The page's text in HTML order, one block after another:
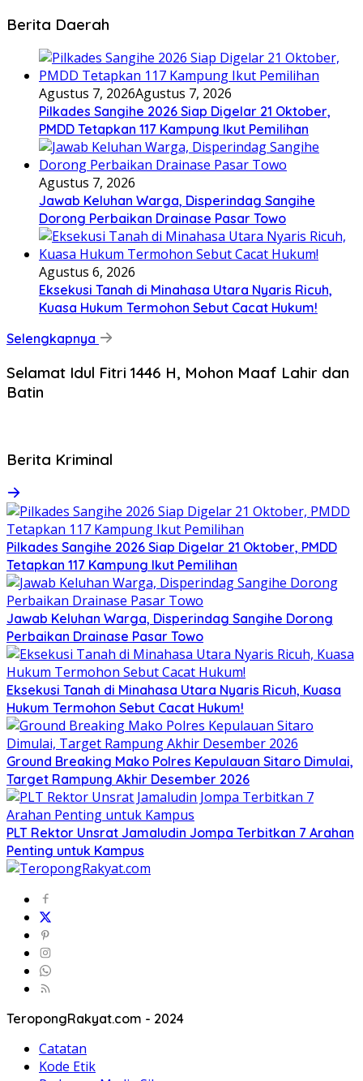
Berita Daerah
Agustus 7, 2026Agustus 7, 2026
Pilkades Sangihe 2026 Siap Digelar 21 Oktober,
PMDD Tetapkan 117 Kampung Ikut Pemilihan
Agustus 7, 2026
Jawab Keluhan Warga, Disperindag Sangihe
Dorong Perbaikan Drainase Pasar Towo
Agustus 6, 2026
Eksekusi Tanah di Minahasa Utara Nyaris Ricuh,
Kuasa Hukum Termohon Sebut Cacat Hukum!
Selengkapnya
Selamat Idul Fitri 1446 H, Mohon Maaf Lahir dan
Batin
Berita Kriminal
Pilkades Sangihe 2026 Siap Digelar 21 Oktober, PMDD
Tetapkan 117 Kampung Ikut Pemilihan
Jawab Keluhan Warga, Disperindag Sangihe Dorong
Perbaikan Drainase Pasar Towo
Eksekusi Tanah di Minahasa Utara Nyaris Ricuh, Kuasa
Hukum Termohon Sebut Cacat Hukum!
Ground Breaking Mako Polres Kepulauan Sitaro Dimulai,
Target Rampung Akhir Desember 2026
​PLT Rektor Unsrat Jamaludin Jompa Terbitkan 7 Arahan
Penting untuk Kampus
TeropongRakyat.com - 2024
Catatan
Kode Etik